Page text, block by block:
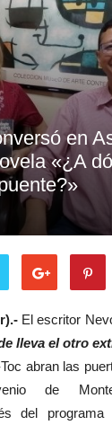
en
«¿A
El escritor
lleva el otro
abran las
de
del programa